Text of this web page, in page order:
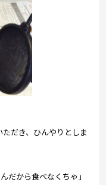
ただき、ひんやりとしま
だから食べなくちゃ」